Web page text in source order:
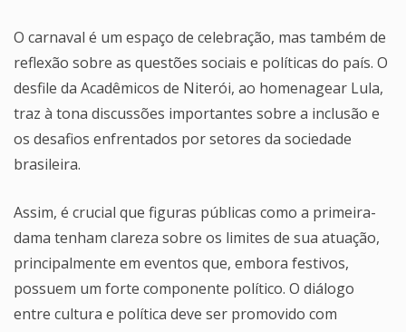
O carnaval é um espaço de celebração, mas também de
reflexão sobre as questões sociais e políticas do país. O
desfile da Acadêmicos de Niterói, ao homenagear Lula,
traz à tona discussões importantes sobre a inclusão e
os desafios enfrentados por setores da sociedade
brasileira.
Assim, é crucial que figuras públicas como a primeira-
dama tenham clareza sobre os limites de sua atuação,
principalmente em eventos que, embora festivos,
possuem um forte componente político. O diálogo
entre cultura e política deve ser promovido com